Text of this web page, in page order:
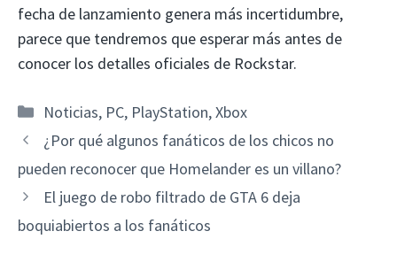
fecha de lanzamiento genera más incertidumbre,
parece que tendremos que esperar más antes de
conocer los detalles oficiales de Rockstar.
Categorías
Noticias, PC, PlayStation,Xbox
¿Por qué algunos fanáticos de los chicos no
pueden reconocer que Homelander es un villano?
El juego de robo filtrado de GTA 6 deja
boquiabiertos a los fanáticos